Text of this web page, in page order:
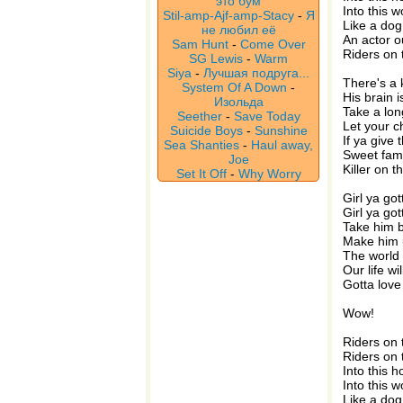
Stil-amp-Ajf-amp-Stacy- Я
не любил её
Sam Hunt- Come Over
SG Lewis - Warm
Siya - Лучшая подруга...
System Of A Down -
Изольда
Seether- Save Today
Suicide Boys- Sunshine
Sea Shanties - Haul away,
Joe
Set It Off- Why Worry
Into this
Like a
An actor
Riders on
There's a
His brain
Take a
Let your
If ya give
Sweet
Killer on
Girl ya
Girl ya
Take him
Make him
The world
Our life
Gotta
Wow!
Riders on
Riders on
Into this
Into this
Like a